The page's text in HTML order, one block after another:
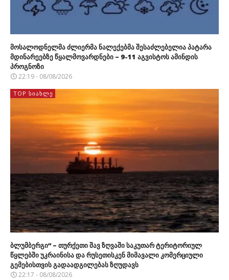
მოსალოდნელმა ძლიერმა ნალექებმა შესაძლებელია პატარა
მდინარეებზე წყალმოვარდნები – 9-11 აგვისტოს ამინდის
პროგნოზი
22:19 - 08/08/2026
TOP ᲡᲘᲐᲮᲚᲔ
ბლუმბერგი“ – თურქეთი შავ ზღვაში საკუთარ ტერიტორიულ
წყლებში უკრაინისა და რუსეთისკენ მიმავალი კომერციული
გემებისთვის გადაადგილებას ზღუდავს
22:17 - 08/08/2026